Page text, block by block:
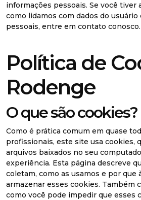
informações pessoais. Se você tiver
como lidamos com dados do usuário
pessoais, entre em contato conosco.
Política de
Rodenge
O que são cookies?
Como é prática comum em quase
profissionais, este site usa cookies,
arquivos baixados no seu
experiência. Esta página descreve
coletam, como as usamos e por que
armazenar esses cookies. Também
como você pode impedir que esses